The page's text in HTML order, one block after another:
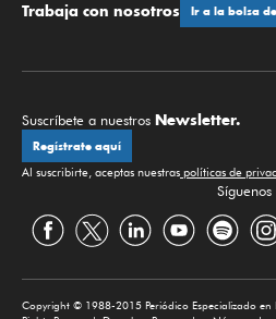
Trabaja con nosotros Ir a la bolsa
Suscríbete a nuestros Newsletter.
Regístrate aquí
Al suscribirte, aceptas nuestras políticas de
Síguenos
Copyright © 1988-2015 Periódico Especializado en